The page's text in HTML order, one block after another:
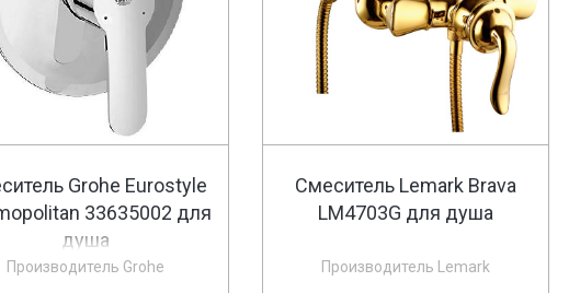
Grohe Eurostyle
33635002 для
душа
Производитель Grohe
Смеситель Lemark Brava
LM4703G для душа
Производитель Lemark